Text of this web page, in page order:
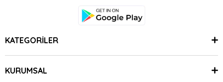
KATEGORİLER
KURUMSAL